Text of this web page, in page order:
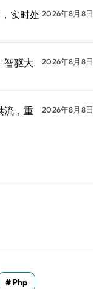
实时处 2026年8月8日
智驱大
2026年8月8日
流，重
2026年8月8日
Php